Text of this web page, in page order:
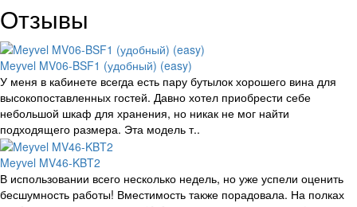
Отзывы
Meyvel MV06-BSF1 (удобный) (easy)
У меня в кабинете всегда есть пару бутылок хорошего вина для
высокопоставленных гостей. Давно хотел приобрести себе
небольшой шкаф для хранения, но никак не мог найти
подходящего размера. Эта модель т..
Meyvel MV46-KBT2
В использовании всего несколько недель, но уже успели оценить
бесшумность работы! Вместимость также порадовала. На полках